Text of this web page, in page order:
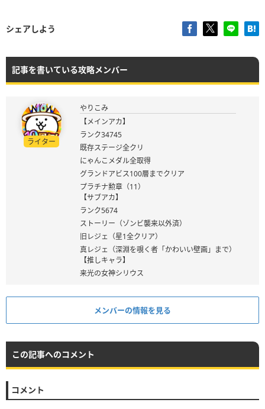
シェアしよう
記事を書いている攻略メンバー
ライター
やりこみ
【メインアカ】
ランク34745
既存ステージ全クリ
にゃんこメダル全取得
グランドアビス100層までクリア
プラチナ勲章（11）
【サブアカ】
ランク5674
ストーリー（ゾンビ襲来以外済）
旧レジェ（星1全クリア）
真レジェ（深淵を覗く者「かわいい壁画」まで）
【推しキャラ】
来光の女神シリウス
メンバーの情報を見る
この記事へのコメント
コメント